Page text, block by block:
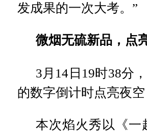
发成果的一次大考。”
微烟无硫新品，点
3月14日19时38分
的数字倒计时点亮夜
本次焰火秀以《一